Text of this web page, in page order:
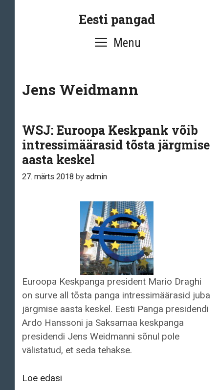
Eesti pangad
Menu
Jens Weidmann
WSJ: Euroopa Keskpank võib
intressimäärasid tõsta järgmise
aasta keskel
27. märts 2018 by admin
Euroopa Keskpanga president Mario Draghi
on surve all tõsta panga intressimäärasid juba
järgmise aasta keskel. Eesti Panga presidendi
Ardo Hanssoni ja Saksamaa keskpanga
presidendi Jens Weidmanni sõnul pole
välistatud, et seda tehakse.
Loe edasi